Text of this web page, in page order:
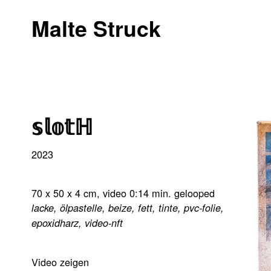
Malte Struck
𝕤𝕝𝕠𝕥ℍ
2023
70 x 50 x 4 cm, video 0:14 min. gelooped
lacke, ölpastelle, beize, fett, tinte, pvc-folie,
epoxidharz, video-nft
Video zeigen